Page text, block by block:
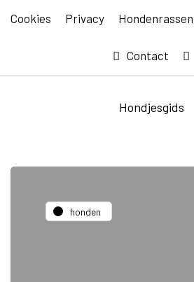
Cookies Privacy Hondenrassen
Contact
Hondjesgids
honden